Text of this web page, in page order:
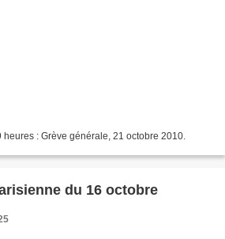
heures : Grève générale, 21 octobre 2010.
du 16 octobre